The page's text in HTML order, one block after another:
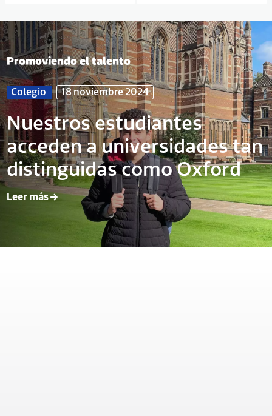
Promoviendo el talento
Colegio 18 noviembre 2024
Nuestros estudiantes
acceden a universidades tan
distinguidas como Oxford
Leer más